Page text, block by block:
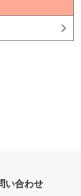
い合わせ